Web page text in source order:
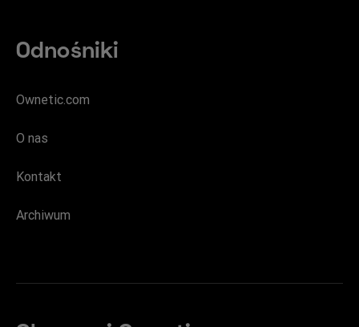
Odnośniki
Ownetic.com
O nas
Kontakt
Archiwum